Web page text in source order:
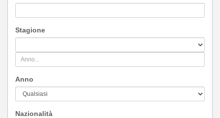
Stagione
Anno
Nazionalità